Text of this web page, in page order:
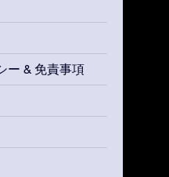
ー & 免責事項